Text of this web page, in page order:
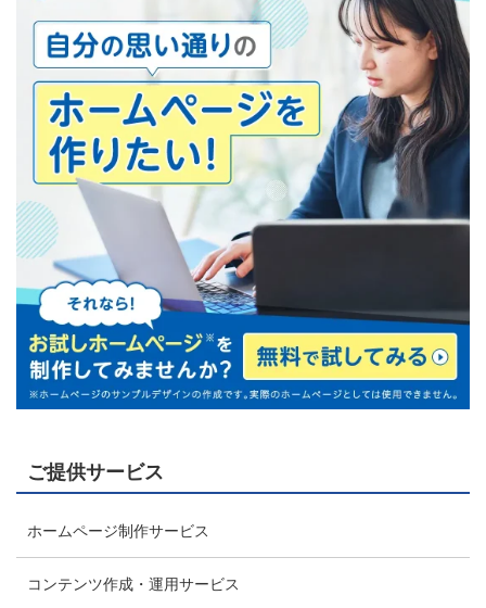
ご提供サービス
ホームページ制作サービス
コンテンツ作成・運用サービス